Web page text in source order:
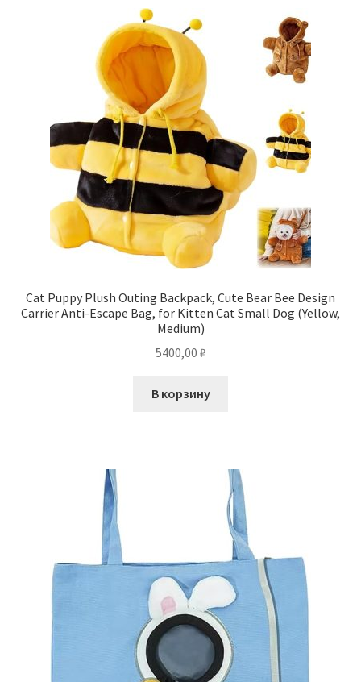
Cat Puppy Plush Outing Backpack, Cute Bear Bee Design
Carrier Anti-Escape Bag, for Kitten Cat Small Dog (Yellow,
Medium)
5400,00 ₽
В корзину